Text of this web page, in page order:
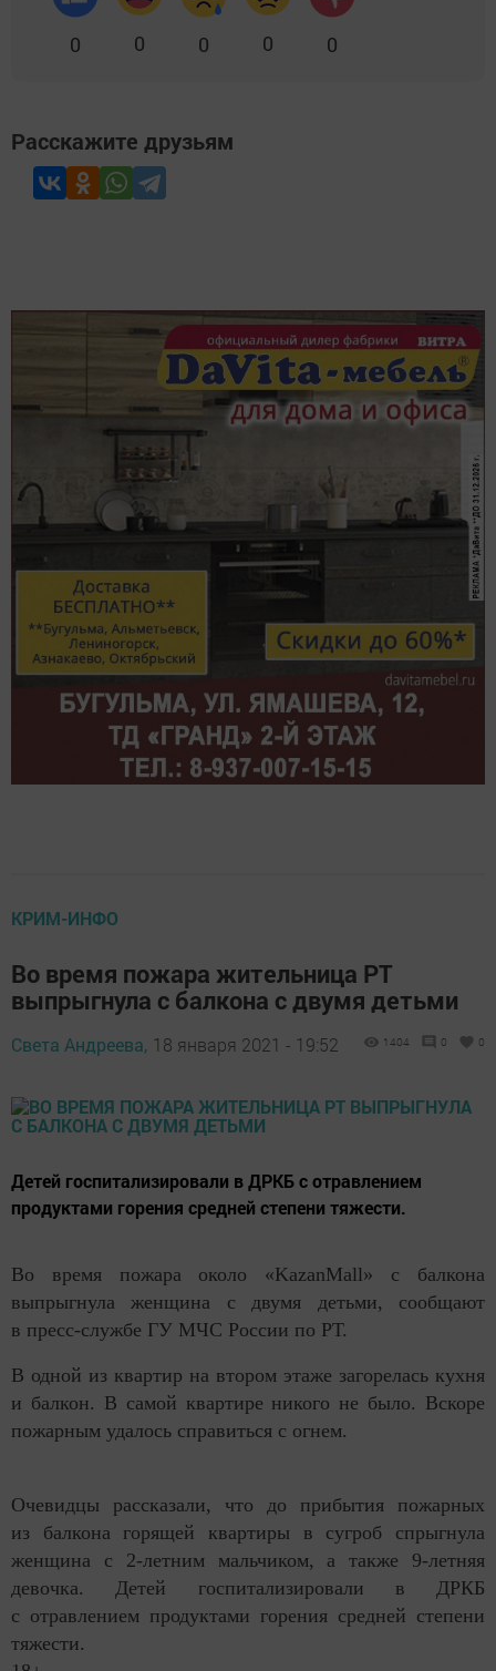
0 0 0 0 0
Расскажите друзьям
КРИМ-ИНФО
Во время пожара жительница РТ
выпрыгнула с балкона с двумя детьми
Света Андреева, 18 января 2021 - 19:52 1404 0 0
Детей госпитализировали в ДРКБ с отравлением
продуктами горения средней степени тяжести.
Во время пожара около «KazanMall» с балкона
выпрыгнула женщина с двумя детьми, сообщают
в пресс-службе ГУ МЧС России по РТ.
В одной из квартир на втором этаже загорелась кухня
и балкон. В самой квартире никого не было. Вскоре
пожарным удалось справиться с огнем.
Очевидцы рассказали, что до прибытия пожарных
из балкона горящей квартиры в сугроб спрыгнула
женщина с 2-летним мальчиком, а также 9-летняя
девочка. Детей госпитализировали в ДРКБ
с отравлением продуктами горения средней степени
тяжести.